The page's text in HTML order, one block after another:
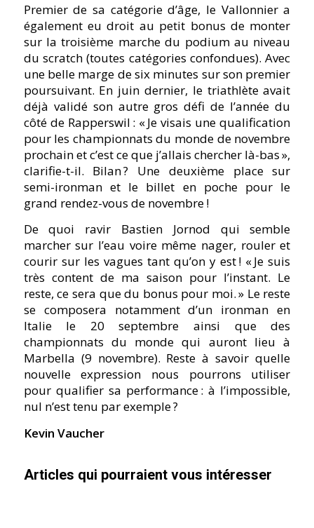
Premier de sa catégorie d’âge, le Vallonnier a
également eu droit au petit bonus de monter
sur la troisième marche du podium au niveau
du scratch (toutes catégories confondues). Avec
une belle marge de six minutes sur son premier
poursuivant. En juin dernier, le triathlète avait
déjà validé son autre gros défi de l’année du
côté de Rapperswil : « Je visais une qualification
pour les championnats du monde de novembre
prochain et c’est ce que j’allais chercher là-bas »,
clarifie-t-il. Bilan? Une deuxième place sur
semi-ironman et le billet en poche pour le
grand rendez-vous de novembre!
De quoi ravir Bastien Jornod qui semble
marcher sur l’eau voire même nager, rouler et
courir sur les vagues tant qu’on y est! « Je suis
très content de ma saison pour l’instant. Le
reste, ce sera que du bonus pour moi. » Le reste
se composera notamment d’un ironman en
Italie le 20 septembre ainsi que des
championnats du monde qui auront lieu à
Marbella (9 novembre). Reste à savoir quelle
nouvelle expression nous pourrons utiliser
pour qualifier sa performance: à l’impossible,
nul n’est tenu par exemple?
Kevin Vaucher
Articles qui pourraient vous intéresser